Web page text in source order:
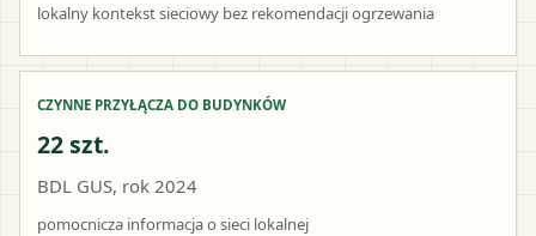
lokalny kontekst sieciowy bez rekomendacji ogrzewania
CZYNNE PRZYŁĄCZA DO BUDYNKÓW
22 szt.
BDL GUS, rok 2024
pomocnicza informacja o sieci lokalnej